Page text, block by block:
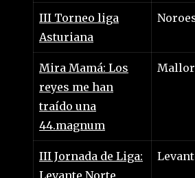
III Torneo liga
Asturiana
Mira Mamá: Los
reyes me han
traído una
44.magnum
III Jornada de Liga:
Levante Norte